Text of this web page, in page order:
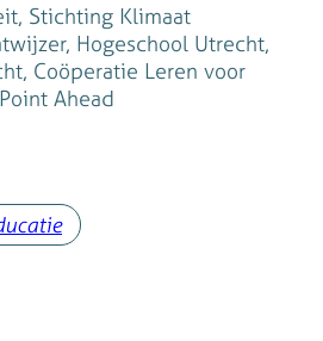
Stichting Klimaat
Hogeschool Utrecht,
Coöperatie Leren voor
Ahead